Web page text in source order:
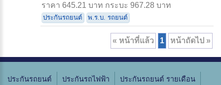
ราคา 645.21 บาท กระบะ 967.28 บาท
ประกันรถยนต์ พ.ร.บ. รถยนต์
« หน้าที่แล้ว 1 หน้าถัดไป »
ประกันรถยนต์ ประกันรถไฟฟ้า
ประกันรถยนต์ รายเดือน